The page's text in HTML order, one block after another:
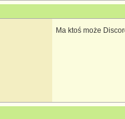
Ma ktoś może